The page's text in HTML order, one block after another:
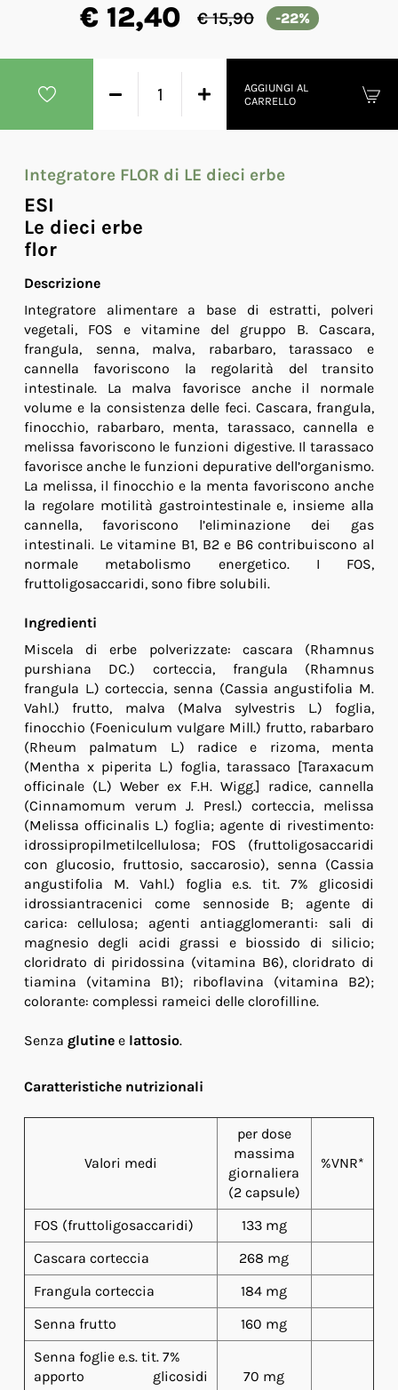
€ 12,40 € 15,90 -22%
AGGIUNGI AL
CARRELLO
Integratore FLOR di LE dieci erbe
ESI
Le dieci erbe
flor
Descrizione
Integratore alimentare a base di estratti, polveri
vegetali, FOS e vitamine del gruppo B. Cascara,
frangula, senna, malva, rabarbaro, tarassaco e
cannella favoriscono la regolarità del transito
intestinale. La malva favorisce anche il normale
volume e la consistenza delle feci. Cascara, frangula,
finocchio, rabarbaro, menta, tarassaco, cannella e
melissa favoriscono le funzioni digestive. Il tarassaco
favorisce anche le funzioni depurative dell’organismo.
La melissa, il finocchio e la menta favoriscono anche
la regolare motilità gastrointestinale e, insieme alla
cannella, favoriscono l’eliminazione dei gas
intestinali. Le vitamine B1, B2 e B6 contribuiscono al
normale metabolismo energetico. I FOS,
fruttoligosaccaridi, sono fibre solubili.
Ingredienti
Miscela di erbe polverizzate: cascara (Rhamnus
purshiana DC.) corteccia, frangula (Rhamnus
frangula L.) corteccia, senna (Cassia angustifolia M.
Vahl.) frutto, malva (Malva sylvestris L.) foglia,
finocchio (Foeniculum vulgare Mill.) frutto, rabarbaro
(Rheum palmatum L.) radice e rizoma, menta
(Mentha x piperita L.) foglia, tarassaco [Taraxacum
officinale (L.) Weber ex F.H. Wigg.] radice, cannella
(Cinnamomum verum J. Presl.) corteccia, melissa
(Melissa officinalis L.) foglia; agente di rivestimento:
idrossipropilmetilcellulosa; FOS (fruttoligosaccaridi
con glucosio, fruttosio, saccarosio), senna (Cassia
angustifolia M. Vahl.) foglia e.s. tit. 7% glicosidi
idrossiantracenici come sennoside B; agente di
carica: cellulosa; agenti antiagglomeranti: sali di
magnesio degli acidi grassi e biossido di silicio;
cloridrato di piridossina (vitamina B6), cloridrato di
tiamina (vitamina B1); riboflavina (vitamina B2);
colorante: complessi rameici delle clorofilline.
Senza glutinee lattosio.
Caratteristiche nutrizionali
Valori medi
per dose
massima
giornaliera
(2 capsule)
%VNR*
FOS (fruttoligosaccaridi)
133 mg
Cascara corteccia
268 mg
Frangula corteccia
184 mg
Senna frutto
160 mg
Senna foglie e.s. tit. 7%
apporto glicosidi
70 mg